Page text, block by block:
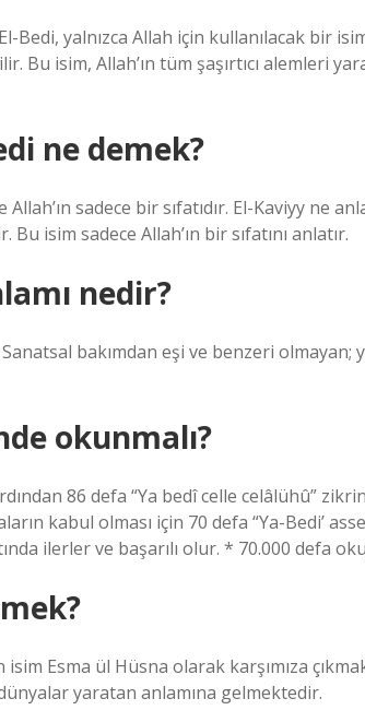
yalnızca Allah için kullanılacak bir
Bu isim, Allah’ın tüm şaşırtıcı alemleri
ne demek?
sadece bir sıfatıdır. El-Kaviyy ne
isim sadece Allah’ın bir sıfatını anlatır.
nedir?
bakımdan eşi ve benzeri
okunmalı?
86 defa “Ya bedî celle celâlühû”
kabul olması için 70 defa “Ya-Bedi’
ilerler ve başarılı olur. * 70.000 defa
isim Esma ül Hüsna olarak karşımıza
yaratan anlamına gelmektedir.